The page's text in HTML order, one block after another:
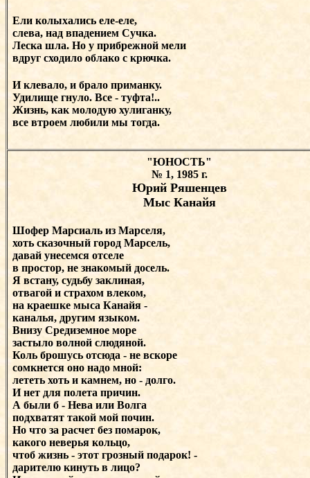
Ели колыхались еле-еле,
слева, над впадением Сучка.
Леска шла. Но у прибрежной мели
вдруг сходило облако с крючка.
И клевало, и брало приманку.
Удилище гнуло. Все - туфта!..
Жизнь, как молодую хулиганку,
все втроем любили мы тогда.
"ЮНОСТЬ"
№ 1, 1985 г.
Юрий Ряшенцев
Мыс Канайя
Шофер Марсиаль из Марселя,
хоть сказочный город Марсель,
давай унесемся отселе
в простор, не знакомый досель.
Я встану, судьбу заклиная,
отвагой и страхом влеком,
на краешке мыса Канайя -
каналья, другим языком.
Внизу Средиземное море
застыло волной слюдяной.
Коль брошусь отсюда - не вскоре
сомкнется оно надо мной:
лететь хоть и камнем, но - долго.
И нет для полета причин.
А были б - Нева или Волга
подхватят такой мой почин.
Но что за расчет без помарок,
какого неверья кольцо,
чтоб жизнь - этот грозный подарок! -
дарителю кинуть в лицо?